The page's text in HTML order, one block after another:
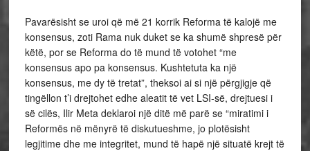
Pavarësisht se uroi që më 21 korrik Reforma të kalojë me
konsensus, zoti Rama nuk duket se ka shumë shpresë për
këtë, por se Reforma do të mund të votohet “me
konsensus apo pa konsensus. Kushtetuta ka një
konsensus, me dy të tretat”, theksoi ai si një përgjigje që
tingëllon t’i drejtohet edhe aleatit të vet LSI-së, drejtuesi i
së cilës, Ilir Meta deklaroi një ditë më parë se “miratimi i
Reformës në mënyrë të diskutueshme, jo plotësisht
legjitime dhe me integritet, mund të hapë një situatë krejt të